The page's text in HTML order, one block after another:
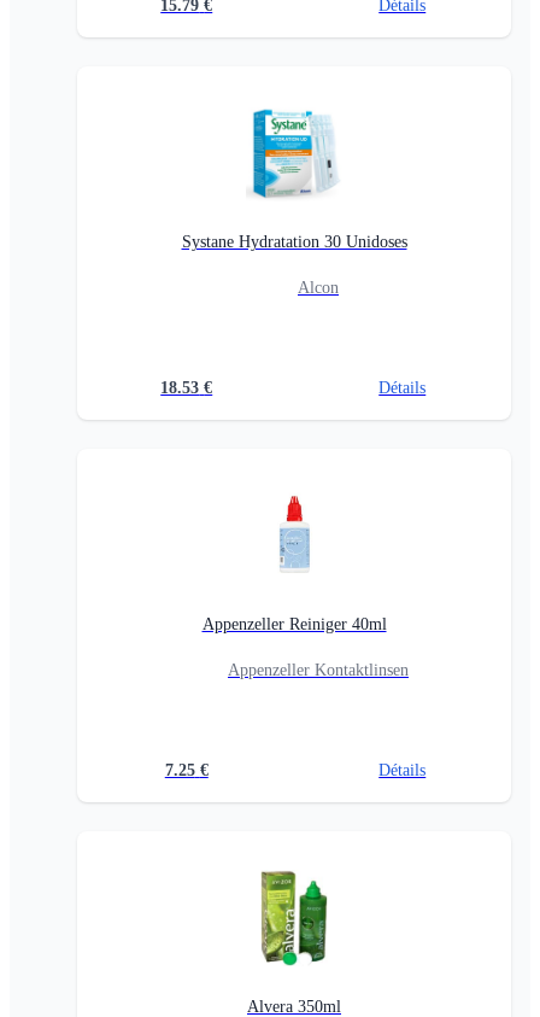
15.79 € Détails
Systane Hydratation 30 Unidoses
Alcon
18.53 € Détails
Appenzeller Reiniger 40ml
Appenzeller Kontaktlinsen
7.25 € Détails
Alvera 350ml